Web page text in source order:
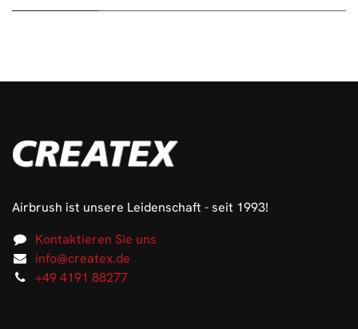
Airbrush ist unsere Leidenschaft - seit 1993!
Kontaktieren Sie uns
info@createx.de
+49 4191 88277